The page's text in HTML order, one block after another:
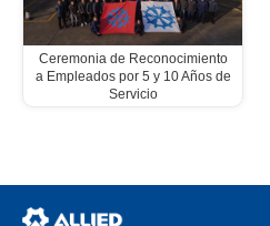
Ceremonia de Reconocimiento
a Empleados por 5 y 10 Años de
Servicio